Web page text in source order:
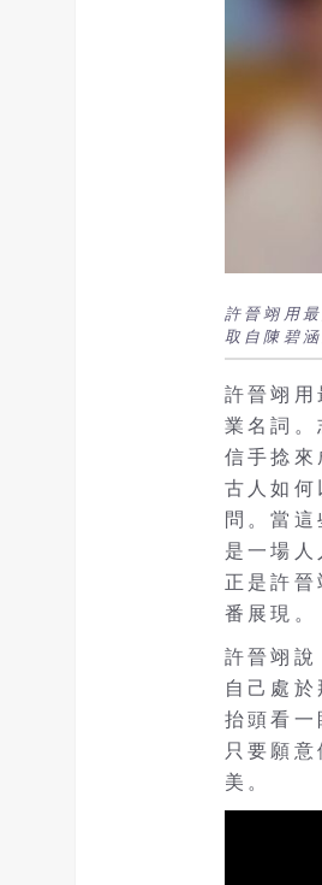
許晉翊用
取自陳碧
許晉翊用
業名詞。
信手捻來
古人如何
問。當
是一場人
正是許
番展現。
許晉翊說
自己處
抬頭看一
只要願
美。